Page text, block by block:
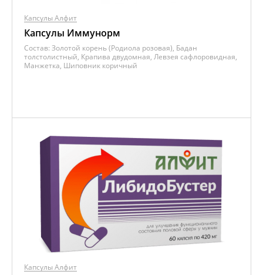
Капсулы Алфит
Капсулы Иммунорм
Состав: Золотой корень (Родиола розовая), Бадан
толстолистный, Крапива двудомная, Левзея сафлоровидная,
Манжетка, Шиповник коричный
Капсулы Алфит